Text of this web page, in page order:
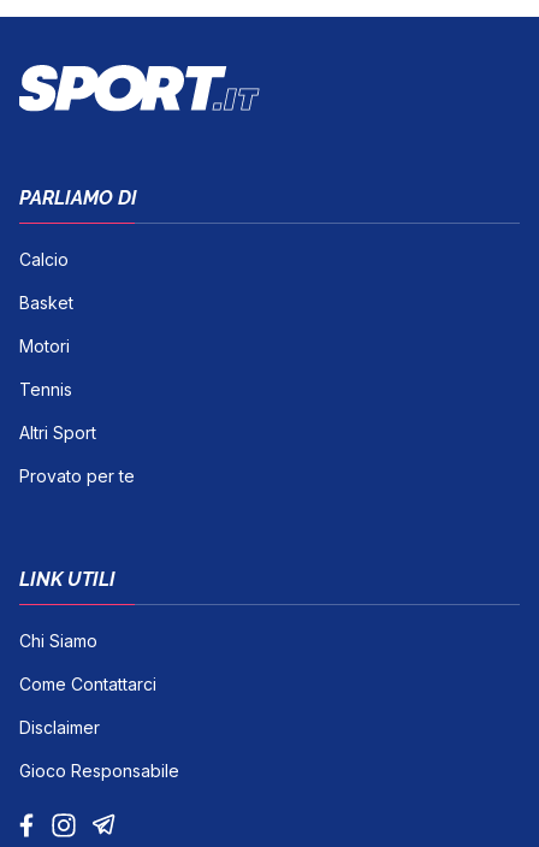
PARLIAMO DI
Calcio
Basket
Motori
Tennis
Altri Sport
Provato per te
LINK UTILI
Chi Siamo
Come Contattarci
Disclaimer
Gioco Responsabile